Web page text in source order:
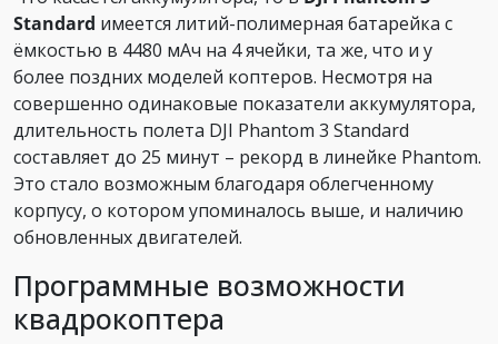
Standard имеется литий-полимерная батарейка с
ёмкостью в 4480 мАч на 4 ячейки, та же, что и у
более поздних моделей коптеров. Несмотря на
совершенно одинаковые показатели аккумулятора,
длительность полета DJI Phantom 3 Standard
составляет до 25 минут – рекорд в линейке Phantom.
Это стало возможным благодаря облегченному
корпусу, о котором упоминалось выше, и наличию
обновленных двигателей.
Программные возможности
квадрокоптера